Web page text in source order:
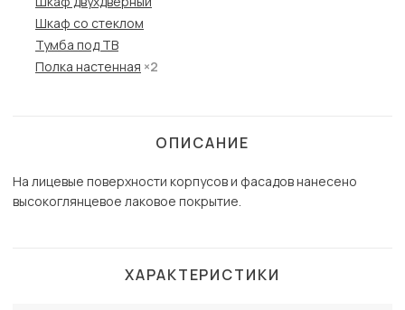
Шкаф со стеклом
Тумба под ТВ
Полка настенная ×2
ОПИСАНИЕ
На лицевые поверхности корпусов и фасадов нанесено
высокоглянцевое лаковое покрытие.
ХАРАКТЕРИСТИКИ